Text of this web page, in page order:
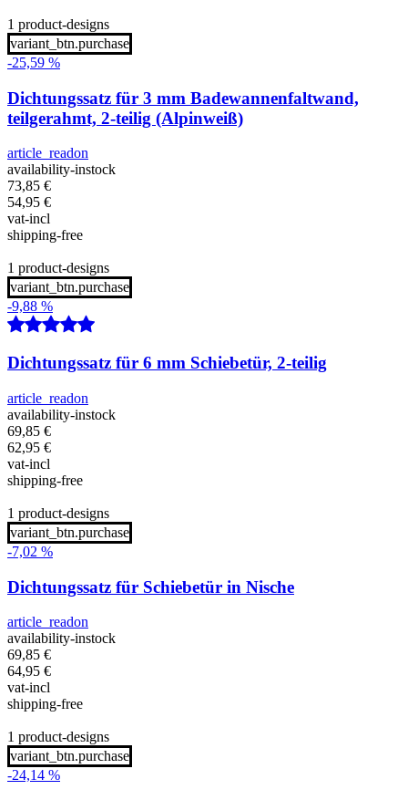
1 product-designs
variant_btn.purchase
-25,59 %
Dichtungssatz für 3 mm Badewannenfaltwand,
teilgerahmt, 2-teilig (Alpinweiß)
article_readon
availability-instock
73,85 €
54,95 €
vat-incl
shipping-free
1 product-designs
variant_btn.purchase
-9,88 %
Dichtungssatz für 6 mm Schiebetür, 2-teilig
article_readon
availability-instock
69,85 €
62,95 €
vat-incl
shipping-free
1 product-designs
variant_btn.purchase
-7,02 %
Dichtungssatz für Schiebetür in Nische
article_readon
availability-instock
69,85 €
64,95 €
vat-incl
shipping-free
1 product-designs
variant_btn.purchase
-24,14 %